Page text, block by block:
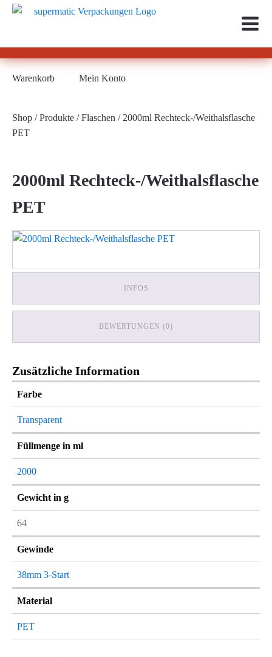
Shop /Produkte /Flaschen / 2000ml Rechteck-/Weithalsflasche
PET
Warenkorb Mein Konto
2000ml Rechteck-/Weithalsflasche
PET
INFOS
BEWERTUNGEN (0)
Zusätzliche Information
Farbe
Transparent
Füllmenge in ml
2000
Gewicht in g
64
Gewinde
38mm 3-Start
Material
PET